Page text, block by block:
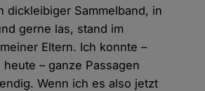
dickleibiger Sammelband, in
gerne las, stand im
Eltern. Ich konnte –
– ganze Passagen
Wenn ich es also jetzt